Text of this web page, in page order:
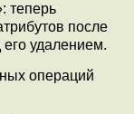
теперь
после
его удалением.
операций